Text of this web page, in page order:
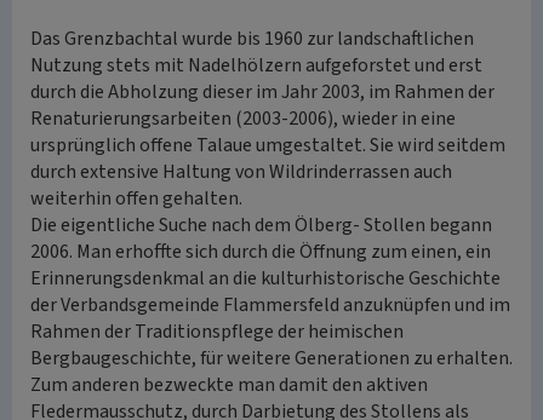
Das Grenzbachtal wurde bis 1960 zur landschaftlichen
Nutzung stets mit Nadelhölzern aufgeforstet und erst
durch die Abholzung dieser im Jahr 2003, im Rahmen der
Renaturierungsarbeiten (2003-2006), wieder in eine
ursprünglich offene Talaue umgestaltet. Sie wird seitdem
durch extensive Haltung von Wildrinderrassen auch
weiterhin offen gehalten.
Die eigentliche Suche nach dem Ölberg- Stollen begann
2006. Man erhoffte sich durch die Öffnung zum einen, ein
Erinnerungsdenkmal an die kulturhistorische Geschichte
der Verbandsgemeinde Flammersfeld anzuknüpfen und im
Rahmen der Traditionspflege der heimischen
Bergbaugeschichte, für weitere Generationen zu erhalten.
Zum anderen bezweckte man damit den aktiven
Fledermausschutz, durch Darbietung des Stollens als